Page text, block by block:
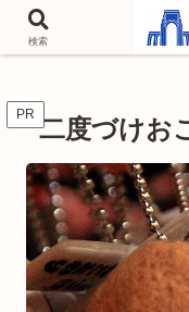
チケットやシーズンイベン
バを
PR 二度づけお
検索